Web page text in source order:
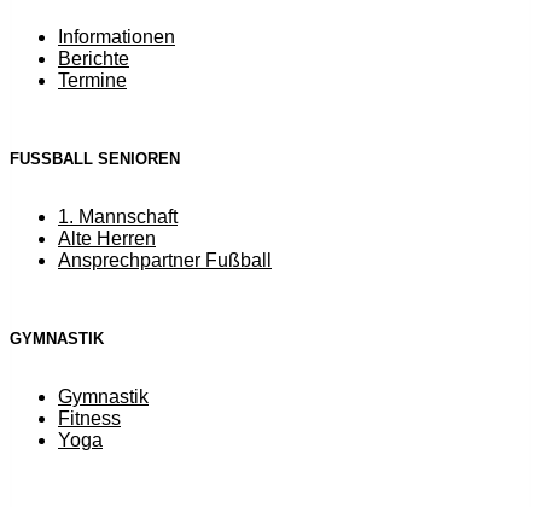
Informationen
Berichte
Termine
FUSSBALL SENIOREN
1. Mannschaft
Alte Herren
Ansprechpartner Fußball
GYMNASTIK
Gymnastik
Fitness
Yoga